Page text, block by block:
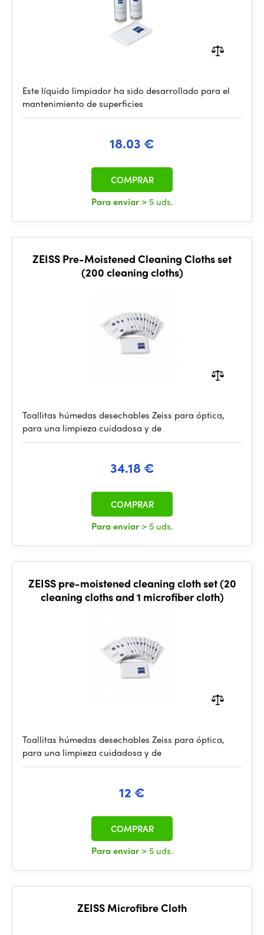
Este líquido limpiador ha sido desarrollado para el
mantenimiento de superficies
18.03 €
Para enviar > 5 uds.
COMPRAR
ZEISS Pre-Moistened Cleaning Cloths set
(200 cleaning cloths)
Toallitas húmedas desechables Zeiss para óptica,
para una limpieza cuidadosa y de
34.18 €
Para enviar > 5 uds.
COMPRAR
ZEISS pre-moistened cleaning cloth set (20
cleaning cloths and 1 microfiber cloth)
Toallitas húmedas desechables Zeiss para óptica,
para una limpieza cuidadosa y de
12 €
Para enviar > 5 uds.
COMPRAR
ZEISS Microfibre Cloth